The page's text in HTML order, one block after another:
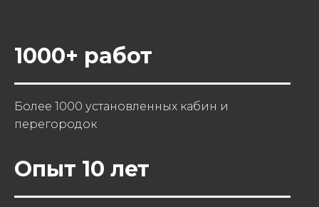
1000+ работ
Более 1000 установленных кабин и
перегородок
Опыт 10 лет